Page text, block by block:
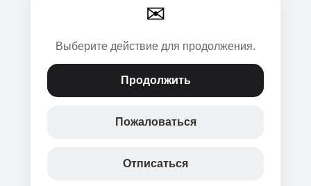
✉
Выберите действие для продолжения.
Продолжить
Пожаловаться
Отписаться